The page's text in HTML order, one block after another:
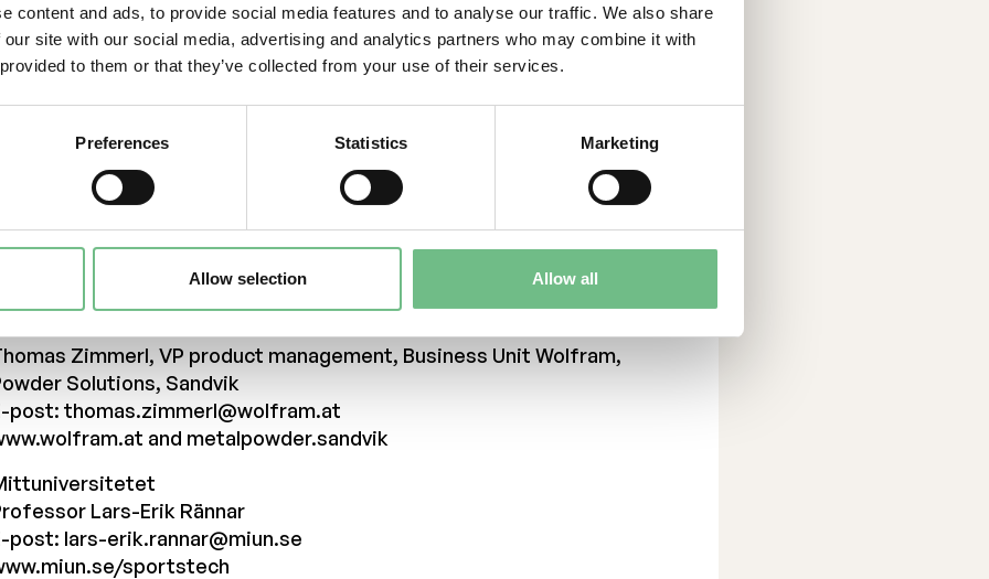
content and ads, to provide social media features and to analyse our traffic. We also share
site with our social media, advertising and analytics partners who may combine it with
to them or that they’ve collected from your use of their services.
Preferences Statistics Marketing
Allow selection Allow all
material och tillverkningsprocesser. Detta samarbete ligger väl
i linje med vår ambition att utmana gränserna för additiv tillverkning i
samarbete med industrin, samt för att förse våra studenter med
infrastruktur.”
Mer information
Freemelt AB
Daniel Gidlund
post: daniel.gidlund@freemelt.com
Zimmerl, VP product management, Business Unit Wolfram,
Solutions, Sandvik
post: thomas.zimmerl@wolfram.at
and metalpowder.sandvik
Lars-Erik Rännar
post: lars-erik.rannar@miun.se
sportstech